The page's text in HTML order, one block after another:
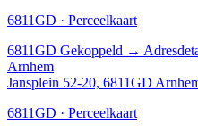
6811GD · Perceelkaart
6811GD Gekoppeld →
Arnhem
Jansplein 52-20, 6811GD
6811GD · Perceelkaart